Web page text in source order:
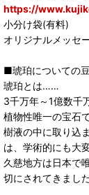
https://
小分け袋(有料)
オリジナルメッセ
■琥珀についての
琥珀とは……
3千万年～1億数千
植物性唯一の宝石で
樹液の中に取り込
は、学術的にも大
久慈地方は日本で
切にされてきました